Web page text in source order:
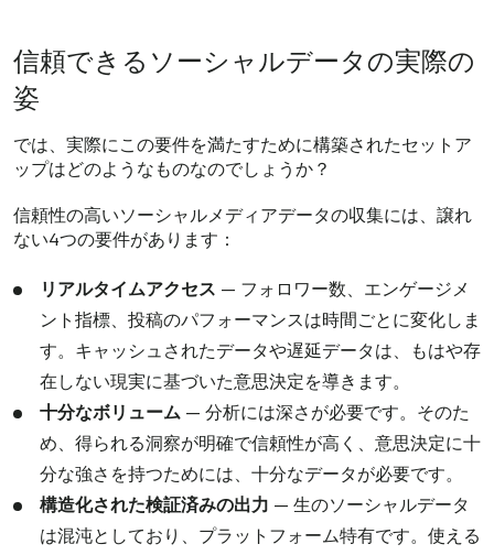
信頼できるソーシャルデータの実際の
姿
では、実際にこの要件を満たすために構築されたセットア
ップはどのようなものなのでしょうか？
信頼性の高いソーシャルメディアデータの収集には、譲れ
ない4つの要件があります：
リアルタイムアクセス — フォロワー数、エンゲージメ
ント指標、投稿のパフォーマンスは時間ごとに変化しま
す。キャッシュされたデータや遅延データは、もはや存
在しない現実に基づいた意思決定を導きます。
十分なボリューム — 分析には深さが必要です。そのた
め、得られる洞察が明確で信頼性が高く、意思決定に十
分な強さを持つためには、十分なデータが必要です。
構造化された検証済みの出力 — 生のソーシャルデータ
は混沌としており、プラットフォーム特有です。使える